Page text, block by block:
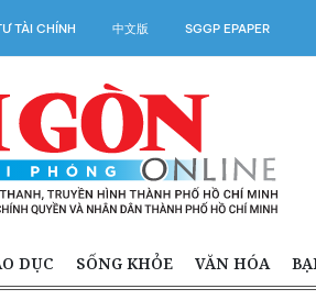
TÀI CHÍNH 中文版 SGGP EPAPER
DỤC SỐNG KHỎE VĂN HÓA